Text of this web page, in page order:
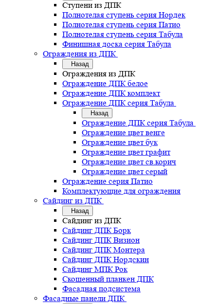
Ступени из ДПК
Полнотелая ступень серия Нордек
Полнотелая ступень серия Патио
Полнотелая ступень серия Табула
Финишная доска серия Табула
Ограждения из ДПК
Назад
Ограждения из ДПК
Ограждение ДПК белое
Ограждение ДПК комплект
Ограждение ДПК серия Табула
Назад
Ограждение ДПК серия Табула
Ограждение цвет венге
Ограждение цвет бук
Ограждение цвет графит
Ограждение цвет св.корич
Ограждение цвет серый
Ограждение серия Патио
Комплектующие для ограждения
Сайдинг из ДПК
Назад
Сайдинг из ДПК
Сайдинг ДПК Борк
Сайдинг ДПК Визион
Сайдинг ДПК Монтера
Сайдинг ДПК Нордскин
Сайдинг МПК Рок
Скошенный планкен ДПК
Фасадная подсистема
Фасадные панели ДПК